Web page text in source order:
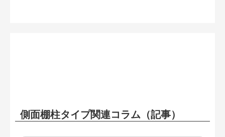
側面棚柱タイプ関連コラム（記事）